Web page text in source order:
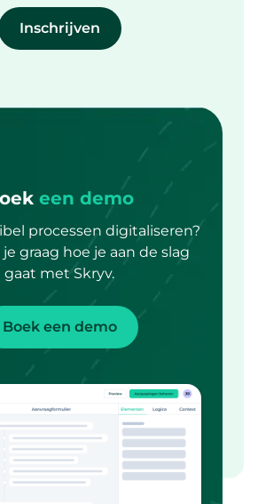
Inschrijven
een demo
processen digitaliseren?
graag hoe je aan de slag
gaat met Skryv.
Boek een demo